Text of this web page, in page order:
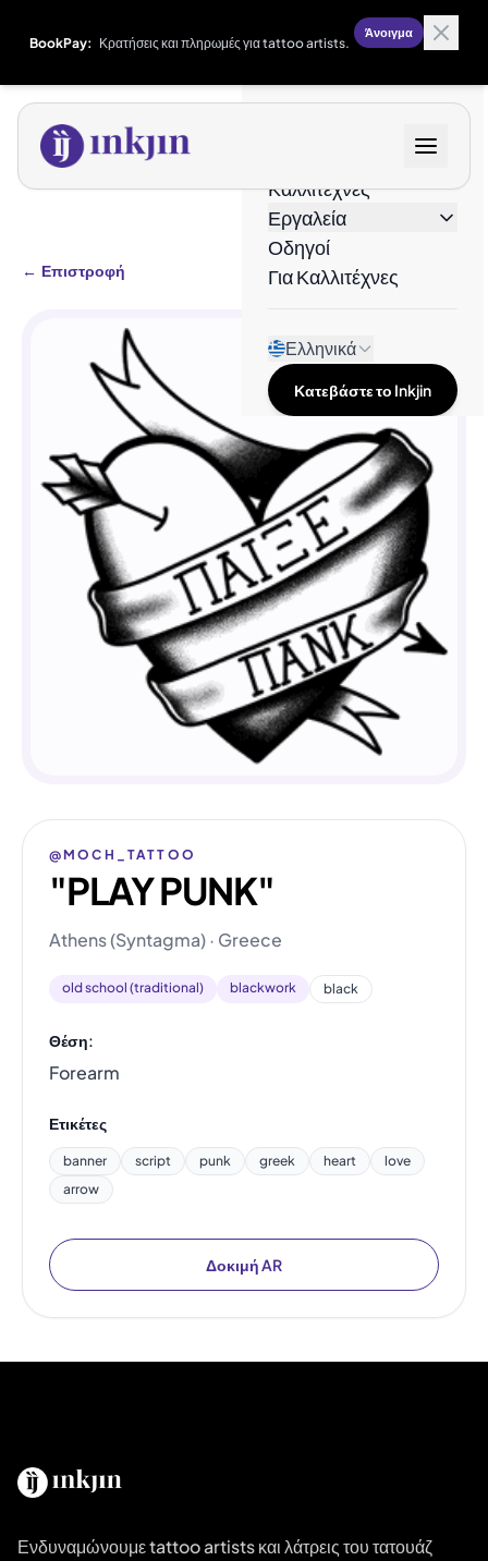
BookPay: Κρατήσεις και πληρωμές για tattoo artists.
Άνοιγμα
Καλλιτέχνες
Εργαλεία
Οδηγοί
Για Καλλιτέχνες
Ελληνικά
Κατεβάστε το Inkjin
← Επιστροφή
@MOCH_TATTOO
"PLAY PUNK"
Athens (Syntagma) · Greece
old school (traditional) blackwork black
Θέση:
Forearm
Ετικέτες
banner script punk greek heart
love
arrow
Δοκιμή AR
Ενδυναμώνουμε tattoo artists και λάτρεις του τατουάζ